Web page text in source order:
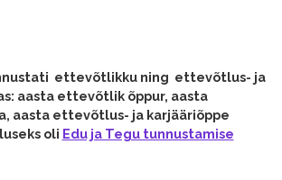
ettevõtlikku ning ettevõtlus- ja
aasta ettevõtlik õppur, aasta
aasta ettevõtlus- ja karjääriõppe
oli Edu ja Tegu tunnustamise